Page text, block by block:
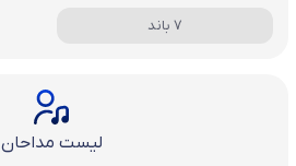
7 باند
لیست مداحان